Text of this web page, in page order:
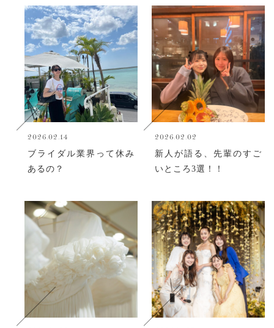
2026.02.14
ブライダル業界って休み
あるの？
2026.02.02
新人が語る、先輩のすご
いところ3選！！